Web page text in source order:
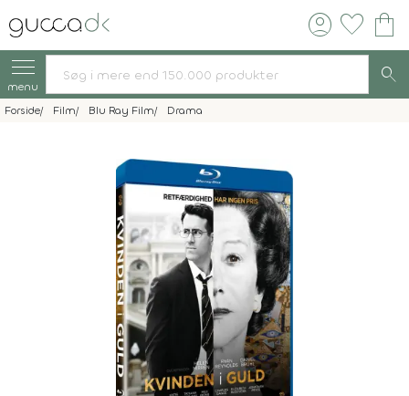
account_circle favorite shopping_bag
menu search
Forside Film Blu Ray Film Drama